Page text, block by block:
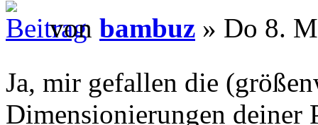
von bambuz » Do 8.
Ja, mir gefallen die
Dimensionierungen deiner